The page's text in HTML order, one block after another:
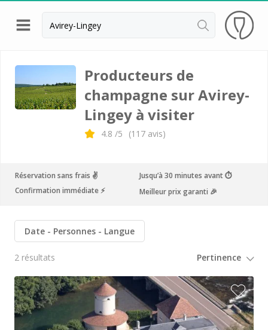
Retour
Visite cave Epernay
Visite cave & dégustation champagne Reims
Visite cave & dégustation champagne Troyes
Champagne Ayala
Champagne Devaux
Champagne Mercier
Champagne Moët et Chandon
Champagne Mumm
Champagne Pommery
Villa Demoiselle
Producteurs de
champagne sur Avirey-
Lingey à visiter
4.8 /5 (117 avis)
Réservation sans frais ✌️
Jusqu’à 30 minutes avant ⏱
Confirmation immédiate ⚡️
Meilleur prix garanti 🎉
Date Personnes Langue
2 résultats